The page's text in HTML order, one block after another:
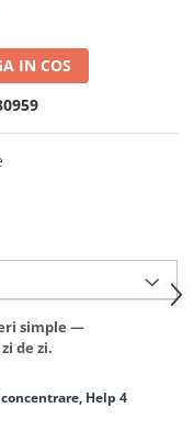
IN COS
simple —
de zi.
Help 4